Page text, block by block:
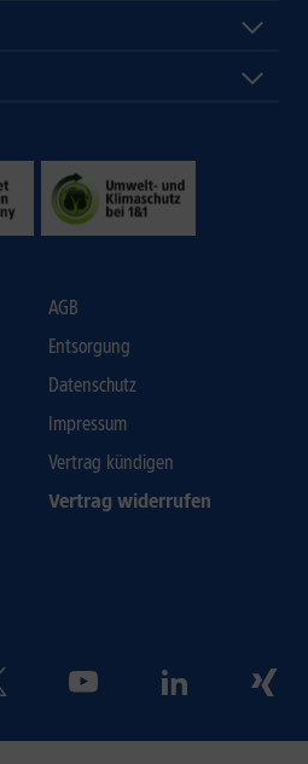
AGB
Entsorgung
Datenschutz
Impressum
Vertrag kündigen
Vertrag widerrufen